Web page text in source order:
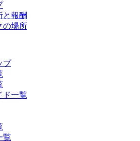
と報酬
の場所
プ
ド一覧
覧